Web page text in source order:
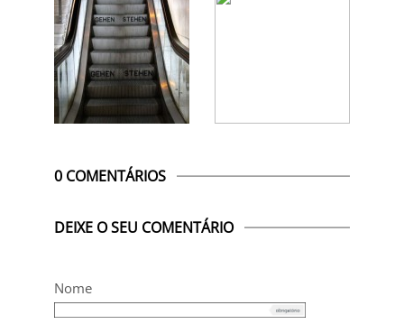
0 COMENTÁRIOS
DEIXE O SEU COMENTÁRIO
Nome